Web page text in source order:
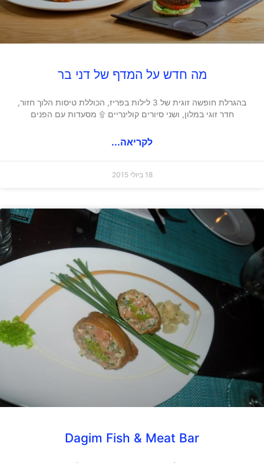
מה חדש על המדף של דני בר
בהגרלת חופשה זוגית של 3 לילות בפריז, הכוללת טיסות הלוך חזור,
חדר זוגי במלון, ושני סיורים קולינריים ۩ מסעדות עם הפנים
לקריאה...
18 ביולי 2015
Dagim Fish & Meat Bar